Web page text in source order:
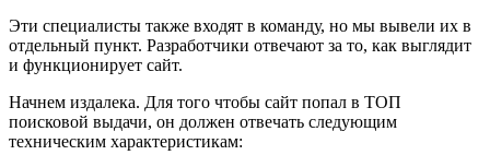
Эти специалисты также входят в команду, но мы вывели их в
отдельный пункт. Разработчики отвечают за то, как выглядит
и функционирует сайт.
Начнем издалека. Для того чтобы сайт попал в ТОП
поисковой выдачи, он должен отвечать следующим
техническим характеристикам: